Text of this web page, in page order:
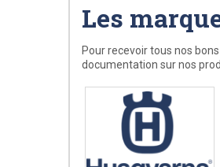
Les
Pour recevoir tous nos
documentation sur nos